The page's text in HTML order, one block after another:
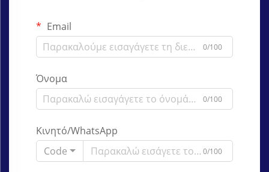
Email
0/100
Όνομα
0/100
Κινητό/WhatsApp
Code
0/100